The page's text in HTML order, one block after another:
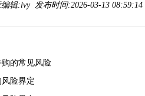
辑:lvy 发布时间:2026-03-13
的常见风险
险界定